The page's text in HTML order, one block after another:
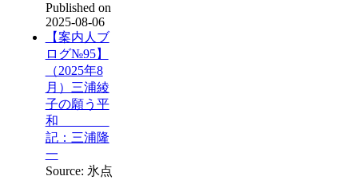
Published on
2025-08-06
【案内人ブ
ログ№95】
（2025年8
月）三浦綾
子の願う平
和
記：三浦隆
一
Source: 氷点